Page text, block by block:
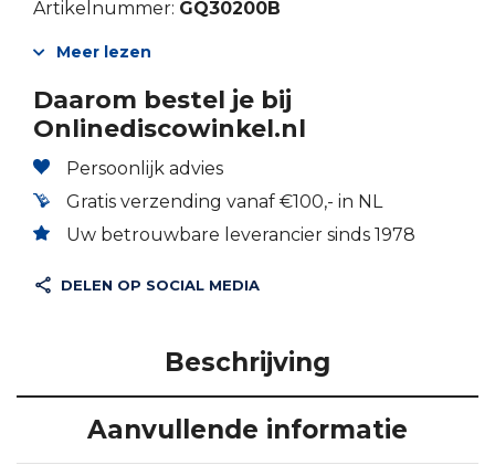
Artikelnummer: GQ30200B
Meer lezen
Daarom bestel je bij
Onlinediscowinkel.nl
Persoonlijk advies
Gratis verzending vanaf €100,- in NL
Uw betrouwbare leverancier sinds 1978
DELEN OP SOCIAL MEDIA
Beschrijving
Aanvullende informatie